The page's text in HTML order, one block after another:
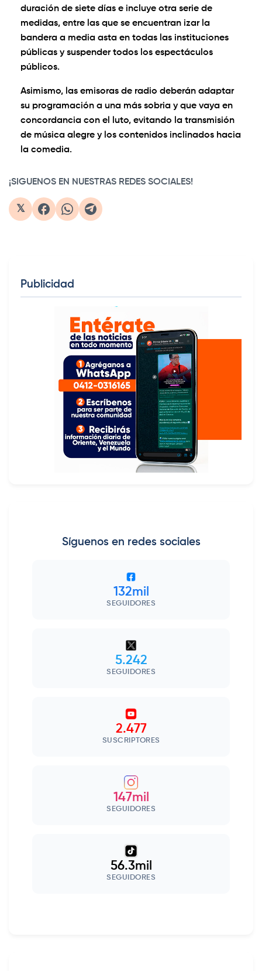
duración de siete días e incluye otra serie de
medidas, entre las que se encuentran izar la
bandera a media asta en todas las instituciones
públicas y suspender todos los espectáculos
públicos.
Asimismo, las emisoras de radio deberán adaptar
su programación a una más sobria y que vaya en
concordancia con el luto, evitando la transmisión
de música alegre y los contenidos inclinados hacia
la comedia.
¡SIGUENOS EN NUESTRAS REDES SOCIALES!
𝕏
Publicidad
Síguenos en redes sociales
132mil
SEGUIDORES
5.242
SEGUIDORES
2.477
SUSCRIPTORES
147mil
SEGUIDORES
56.3mil
SEGUIDORES